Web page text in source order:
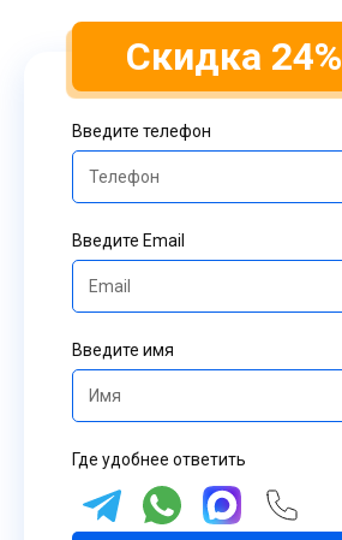
Скидка 24%
Введите телефон
Введите Email
Введите имя
Где удобнее ответить